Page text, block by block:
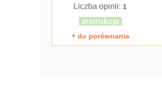
Liczba opinii: 1
instrukcja
+ do porównania